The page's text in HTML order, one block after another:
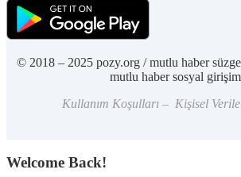
© 2018 – 2025 pozy.org / mutlu haber
mutlu haber sosyal
Kullanım Koşulları – Kişisel
Welcome Back!